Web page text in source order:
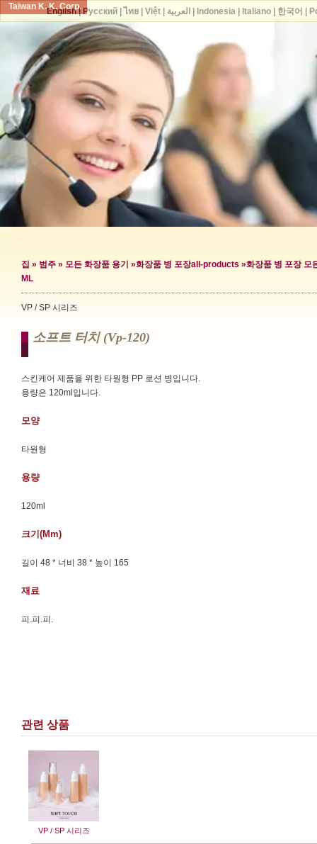
Taiwan K. K. Corp.
집 » 범주 » 모든 화장품 용기 »화장품 병 포장all-products »화장품 병 포장 모
ML
VP / SP 시리즈
소프트 터치 (vp-120)
스킨케어 제품을 위한 타원형 PP 로션 병입니다.
용량은 120ml입니다.
모양
타원형
용량
120ml
크기(mm)
길이 48 * 너비 38 * 높이 165
재료
피.피.피.
관련 상품
VP / SP 시리즈
English| Русский| ไทย| Việt| العربية Indonesia| Italiano| 한국어